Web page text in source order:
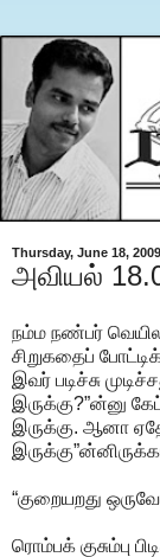
Thursday, June 18, 2009
அவியல்
நம்ம நண்பர்
சிறுகதைப்
இவர் படிச்சு
இருக்கு?”ன்னு
இருக்கு. ஆனா
“குறையறது
ரொம்பக் குசும்பு